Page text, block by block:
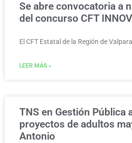
Se abre convocatoria a
del concurso CFT
El CFT Estatal de la Región de
LEER MÁS »
TNS en Gestión Pública
proyectos de adultos
Antonio